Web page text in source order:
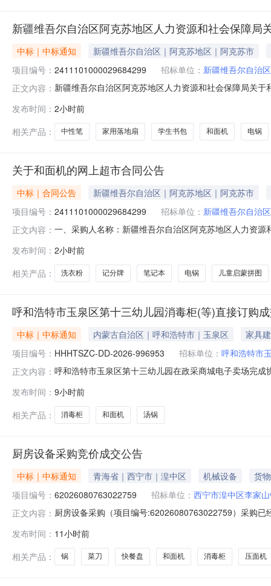
新疆维吾尔自治区阿克苏地区人力资源和社会保障局
中标｜中标通知
新疆维吾尔自治区｜阿克苏地区｜阿克苏市
项目编号： 2411101000029684299 招标单位： 新疆维吾尔自治
正文内容： 新疆维吾尔自治区阿克苏地区人力资源和社会保障局关
话:15276860057采购计划文号:采购计划金额（元）:项
发布时间： 2小时前
相关产品：
中性笔 家用落地扇 学生书包 和面机 电锅
关于和面机的网上超市合同公告
中标｜合同公告
新疆维吾尔自治区｜阿克苏地区｜阿克苏市
项目编号： 2411101000029684299 招标单位： 新疆维吾尔自治
正文内容： 一、采购人名称：新疆维吾尔自治区阿克苏地区人力资
HMJ-A70C1和面机小熊HMJ-A70C1台2.002805602美
发布时间： 2小时前
相关产品：
洗衣粉 记分牌 笔记本 电锅 儿童启蒙拼图
呼和浩特市玉泉区第十三幼儿园消毒柜(等)直接订购
中标｜中标通知 内蒙古自治区｜呼和浩特市｜玉泉区
家具
项目编号： HHHTSZC-DD-2026-996953 招标单位： 呼和浩特市
正文内容： 呼和浩特市玉泉区第十三幼儿园在政采商城电子卖场完
购)二、采购结果成交供应商：内蒙古思可睿教育科技有
发布时间： 9小时前
相关产品：
消毒柜 和面机 汤锅
厨房设备采购竞价成交公告
中标｜中标通知 青海省｜西宁市｜湟中区 机械设备
货物
项目编号： 62026080763022759 招标单位： 西宁市湟中区李家
正文内容： 厨房设备采购（项目编号:62026080763022759）采购
名称：西宁市湟中区李家山镇中心学校采购单位地址：
发布时间： 11小时前
相关产品：
锅 菜刀 快餐盘 和面机 消毒柜 压面机